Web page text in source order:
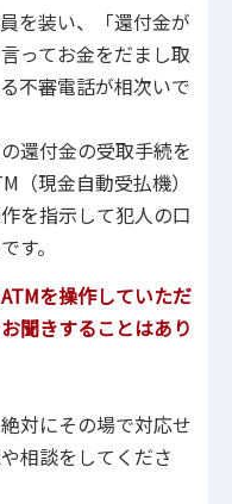
を装い、「還付金が
ってお金をだまし取
不審電話が相次いで
還付金の受取手続を
（現金自動受払機）
を指示して犯人の口
す。
を操作していただ
聞きすることはあり
対にその場で対応せ
相談をしてくださ